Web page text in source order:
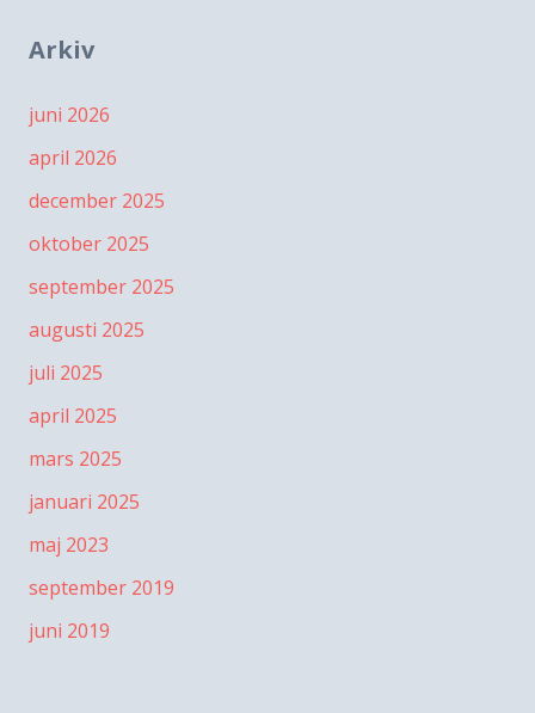
Arkiv
juni 2026
april 2026
december 2025
oktober 2025
september 2025
augusti 2025
juli 2025
april 2025
mars 2025
januari 2025
maj 2023
september 2019
juni 2019